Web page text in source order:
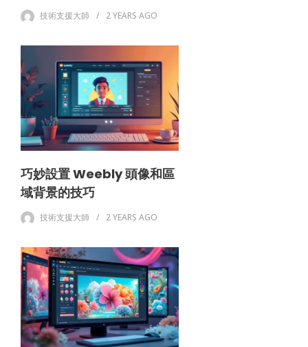
技術支援大師 2 YEARS AGO
巧妙設置 Weebly 頭像和區
域背景的技巧
技術支援大師 2 YEARS AGO